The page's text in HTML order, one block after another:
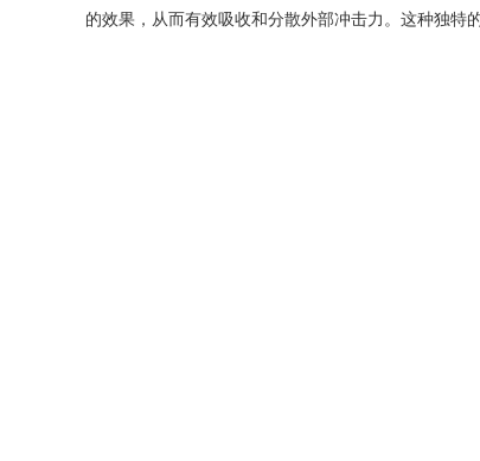
的效果，从而有效吸收和分散外部冲击力。这种独特